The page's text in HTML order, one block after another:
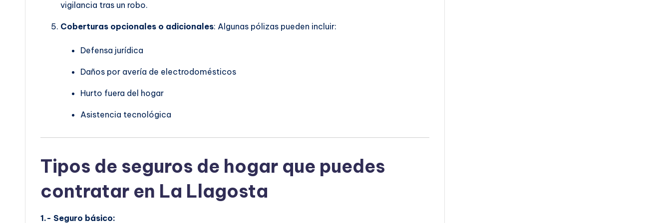
vigilancia tras un robo.
Coberturas opcionales o adicionales: Algunas pólizas pueden incluir:
Defensa jurídica
Daños por avería de electrodomésticos
Hurto fuera del hogar
Asistencia tecnológica
Tipos de seguros de hogar que puedes
contratar en La Llagosta
1.- Seguro básico: